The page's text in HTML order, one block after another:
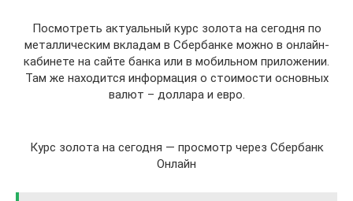
Посмотреть актуальный курс золота на сегодня по
металлическим вкладам в Сбербанке можно в онлайн-
кабинете на сайте банка или в мобильном приложении.
Там же находится информация о стоимости основных
валют – доллара и евро.
Курс золота на сегодня — просмотр через Сбербанк
Онлайн